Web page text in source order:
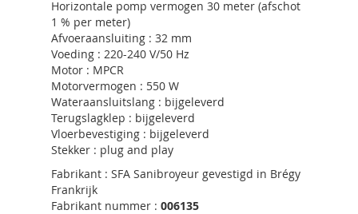
Horizontale pomp vermogen 30 meter (afschot
1 % per meter)
Afvoeraansluiting : 32 mm
Voeding : 220-240 V/50 Hz
Motor : MPCR
Motorvermogen : 550 W
Wateraansluitslang : bijgeleverd
Terugslagklep : bijgeleverd
Vloerbevestiging : bijgeleverd
Stekker : plug and play
Fabrikant : SFA Sanibroyeur gevestigd in Brégy
Frankrijk
Fabrikant nummer : 006135